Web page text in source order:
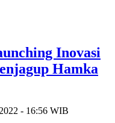
Inovasi
Hamka
- 16:56 WIB